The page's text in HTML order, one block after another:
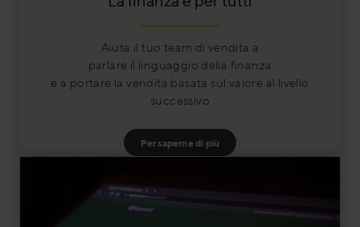
Aiuta il tuo team di vendita a
parlare il linguaggio della finanza
e a portare la vendita basata sul valore al livello
successivo
Per saperne di più